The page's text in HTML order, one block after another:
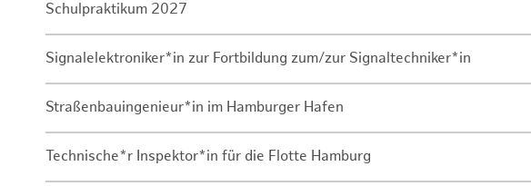
Schulpraktikum 2027
Signalelektroniker*in zur Fortbildung zum/zur Signaltechniker*in
Straßenbauingenieur*in im Hamburger Hafen
Technische*r Inspektor*in für die Flotte Hamburg